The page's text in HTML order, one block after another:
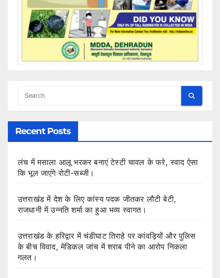
Recent Posts
लंच में मसाला आलू भरकर बनाएं टेस्टी चावल के फरे, स्वाद ऐसा
कि भूल जाएंगे रोटी-सब्जी।
उत्तराखंड में देश के लिए कांस्य पदक जीतकर लौटी बेटी,
राजधानी में उन्नति शर्मा का हुआ भव्य स्वागत।
उत्तराखंड के हरिद्वार में चंडीघाट तिराहे पर कांवड़ियों और पुलिस
के बीच विवाद, मेडिकल जांच में शराब पीने का आरोप निकला
गलत।